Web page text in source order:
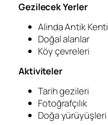
Gezilecek Yerler
Alinda Antik Kenti
Doğal alanlar
Köy çevreleri
Aktiviteler
Tarih gezileri
Fotoğrafçılık
Doğa yürüyüşleri